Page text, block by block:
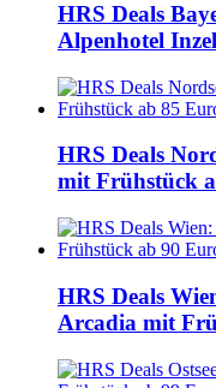
HRS Deals
Alpenhotel
HRS Deals
mit Frühstück
HRS Deals
Arcadia mit